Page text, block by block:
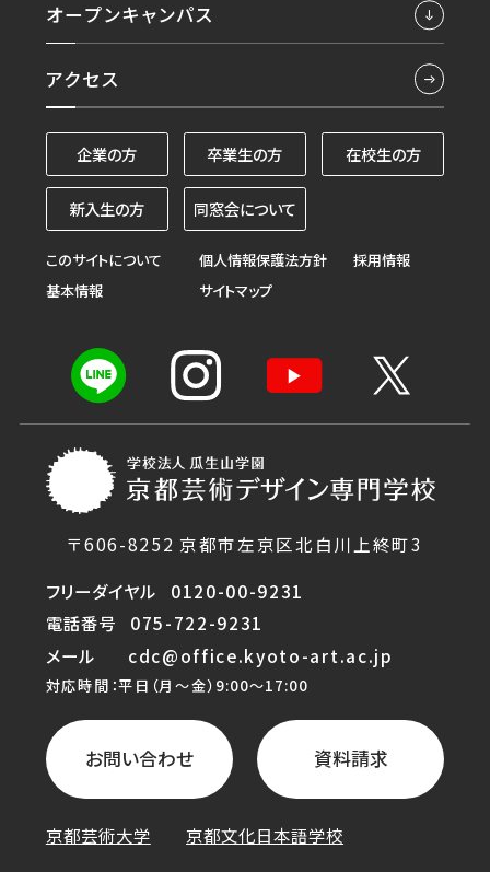
〒606-8252 京都市左京区北白川上終町3
フリーダイヤル
0120-00-9231
電話番号
075-722-9231
メール
cdc@office.kyoto-art.ac.jp
対応時間：平日（月〜金）9:00〜17:00
お問い合わせ 資料請求
京都芸術大学 京都文化日本語学校
オープンキャンパス
アクセス
企業の方 卒業生の方 在校生の方
新入生の方 同窓会について
このサイトについて 個人情報保護法方針
採用情報
基本情報
サイトマップ